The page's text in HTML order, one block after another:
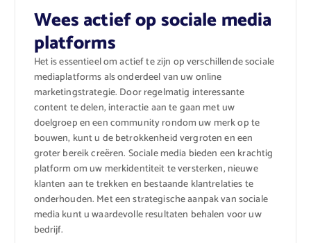
Wees actief op sociale media
platforms
Het is essentieel om actief te zijn op verschillende sociale
mediaplatforms als onderdeel van uw online
marketingstrategie. Door regelmatig interessante
content te delen, interactie aan te gaan met uw
doelgroep en een community rondom uw merk op te
bouwen, kunt u de betrokkenheid vergroten en een
groter bereik creëren. Sociale media bieden een krachtig
platform om uw merkidentiteit te versterken, nieuwe
klanten aan te trekken en bestaande klantrelaties te
onderhouden. Met een strategische aanpak van sociale
media kunt u waardevolle resultaten behalen voor uw
bedrijf.